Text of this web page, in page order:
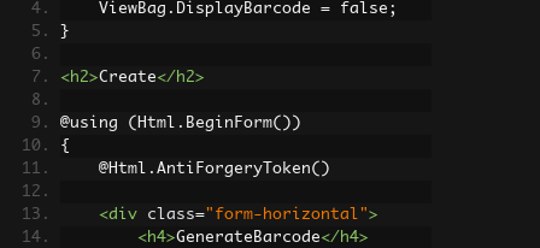
    ViewBag.DisplayBarcode = false;
}
<h2>Create</h2>
@using (Html.BeginForm())
{
    @Html.AntiForgeryToken()
<div class="form-horizontal">
<h4>GenerateBarcode</h4>